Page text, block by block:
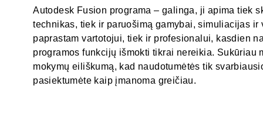
Autodesk Fusion programa – galinga, ji apima tiek
technikas, tiek ir paruošimą gamybai, simuliacijas ir
paprastam vartotojui, tiek ir profesionalui, kasdien
programos funkcijų išmokti tikrai nereikia. Sukūriau
mokymų eiliškumą, kad naudotumėtės tik
pasiektumėte kaip įmanoma greičiau.